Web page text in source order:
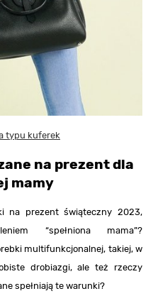
typu kuferek
na prezent dla
mamy
na prezent świąteczny 2023,
“spełniona mama”?
multifunkcjonalnej, takiej, w
drobiazgi, ale też rzeczy
spełniają te warunki?